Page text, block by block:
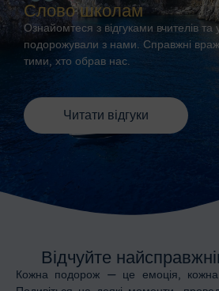
Слово школам
Ознайомтеся з відгуками вчителів та
подорожували з нами. Справжні
тими, хто обрав нас.
Читати відгуки
Відчуйте
Кожна подорож — це емоція, кожна